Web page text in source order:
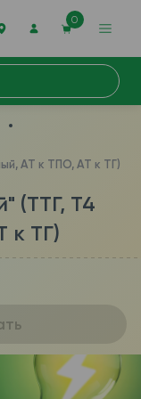
0
АТ к ТПО, АТ к ТГ)
(ТТГ, Т4
к ТГ)